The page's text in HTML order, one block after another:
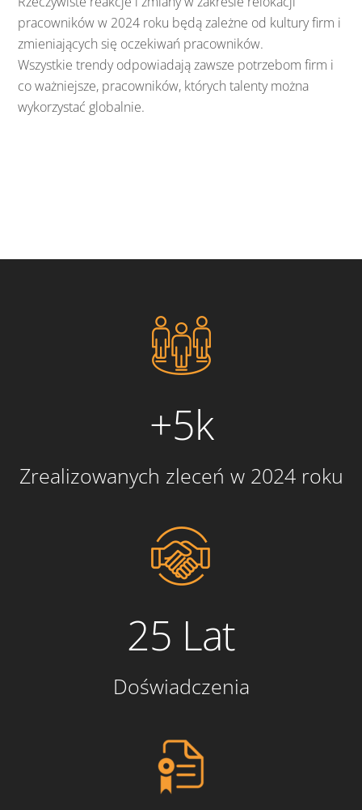
pracowników w 2024 roku będą zależne od kultury firm i
zmieniających się oczekiwań pracowników.
Wszystkie trendy odpowiadają zawsze potrzebom firm i
co ważniejsze, pracowników, których talenty można
wykorzystać globalnie.
+5k
Zrealizowanych zleceń w 2024 roku
25 Lat
Doświadczenia